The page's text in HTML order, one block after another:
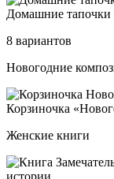
Домаш­ние та­поч­ки
8 вариантов
Новогодние
Кор­зи­ноч­ка
Женские книги